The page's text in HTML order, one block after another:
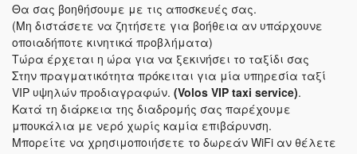
Θα σας βοηθήσουμε με τις αποσκευές σας.
(Μη διστάσετε να ζητήσετε για βοήθεια αν υπάρχουνε
οποιαδήποτε κινητικά προβλήματα)
Τώρα έρχεται η ώρα για να ξεκινήσει το ταξίδι σας
Στην πραγματικότητα πρόκειται για μία υπηρεσία ταξί
VIP υψηλών προδιαγραφών. (Volos VIP taxi service).
Κατά τη διάρκεια της διαδρομής σας παρέχουμε
μπουκάλια με νερό χωρίς καμία επιβάρυνση.
Μπορείτε να χρησιμοποιήσετε το δωρεάν WiFi αν θέλετε